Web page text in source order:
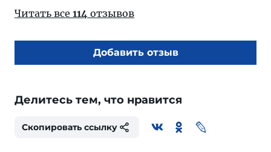
Читать все 114 отзывов
Добавить отзыв
Делитесь тем, что нравится
Скопировать ссылку